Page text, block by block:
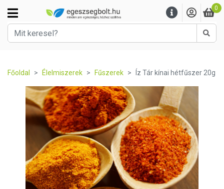
0
Főoldal Élelmiszerek Fűszerek Íz Tár kínai hétfűszer 20g